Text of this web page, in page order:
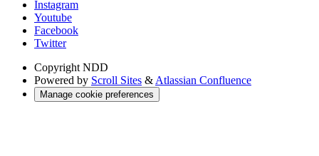
Instagram
Youtube
Facebook
Twitter
Copyright NDD
Powered by Scroll Sites & Atlassian Confluence
Manage cookie preferences